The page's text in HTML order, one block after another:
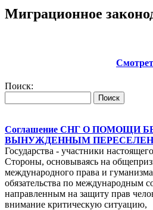
Миграционное
Поиск:
Соглашение СНГ О ПОМОЩИ
ВЫНУЖДЕННЫМ
Государства - участники
Стороны, основываясь на
международного права и
обязательства по международным
направленным на защиту прав
внимание критическую ситуацию,